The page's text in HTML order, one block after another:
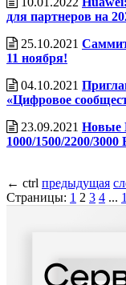
для партнеров на
25.10.2021
11 ноября!
04.10.2021
«Цифровое
23.09.2021 Новые
1000/1500/2200/
← ctrl предыдущая
Страницы: 1 2 3 4 ...